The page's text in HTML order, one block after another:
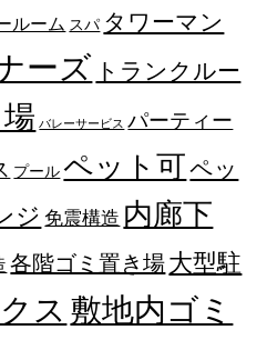
ルーム スパ タワーマン
ーズ トランクルー
バレーサービス パーティー
プール ペット可ペッ
ジ 免震構造 内廊下
各階ゴミ置き場大型駐
ス 敷地内ゴミ